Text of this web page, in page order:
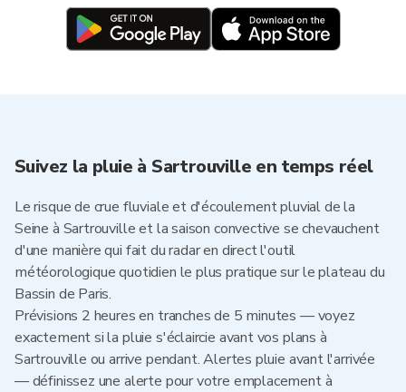
Suivez la pluie à Sartrouville en temps réel
Le risque de crue fluviale et d'écoulement pluvial de la
Seine à Sartrouville et la saison convective se chevauchent
d'une manière qui fait du radar en direct l'outil
météorologique quotidien le plus pratique sur le plateau du
Bassin de Paris.
Prévisions 2 heures en tranches de 5 minutes — voyez
exactement si la pluie s'éclaircie avant vos plans à
Sartrouville ou arrive pendant. Alertes pluie avant l'arrivée
— définissez une alerte pour votre emplacement à